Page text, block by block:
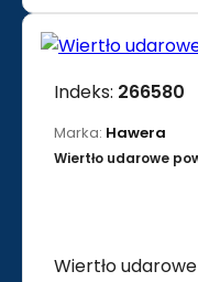
Indeks: 266580
Marka: Hawera
Wiertło udarowe
Wiertło